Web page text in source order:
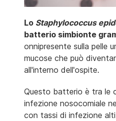
Lo Staphylococcus
batterio simbionte
onnipresente sulla pelle
mucose che può
all'interno dell'ospite.
Questo batterio è tra le
infezione nosocomiale
con tassi di infezione